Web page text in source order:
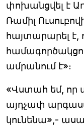
փոխանցվել է
Ռամիլ
հայտարարել է,
ամրանում է»։
«Վստահ եմ, որ
այդչափ
կունենա»,-